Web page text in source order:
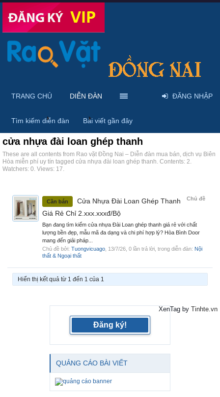
Trang chủ Diễn đàn Tags
cửa nhựa đài loan ghép thanh
These are all contents from Rao vặt Đồng Nai – Diễn đàn mua bán, dịch vụ Biên
Hòa miễn phí uy tín tagged cửa nhựa đài loan ghép thanh. Contents: 2.
Watchers: 0. Views: 17.
Chủ đề
Cần bán
Cửa Nhựa Đài Loan Ghép Thanh
Giá Rẻ Chỉ 2.xxx.xxxđ/Bộ
Bạn đang tìm kiếm cửa nhựa Đài Loan ghép thanh giá rẻ với chất
lượng bền đẹp, mẫu mã đa dạng và chi phí hợp lý? Hòa Bình Door
mang đến giải pháp...
Chủ đề bởi: Tuongvicuago 13/7/26 , 0 lần trả lời, trong diễn đàn: Nội
thất & Ngoại thất
Hiển thị kết quả từ 1 đến 1 của 1
XenTag by Tinhte.vn
Đăng ký!
QUẢNG CÁO BÀI VIẾT
TRANG CHỦ DIỄN ĐÀN
Tìm kiếm diễn đàn Bài viết gần đây
ĐĂNG NHẬP